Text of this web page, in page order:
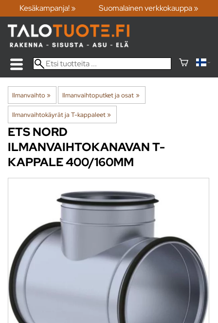
Kesäkampanja! » Suomalainen verkkokauppa »
Ilmanvaihto‪» Ilmanvaihtoputket ja osat ‪»
Ilmanvaihtokäyrät ja T-kappaleet‪»
ETS NORD
ILMANVAIHTOKANAVAN T-
KAPPALE 400/160MM